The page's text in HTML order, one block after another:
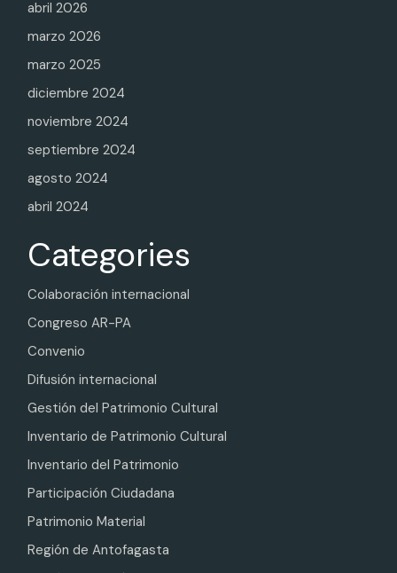
abril 2026
marzo 2026
marzo 2025
diciembre 2024
noviembre 2024
septiembre 2024
agosto 2024
abril 2024
Categories
Colaboración internacional
Congreso AR-PA
Convenio
Difusión internacional
Gestión del Patrimonio Cultural
Inventario de Patrimonio Cultural
Inventario del Patrimonio
Participación Ciudadana
Patrimonio Material
Región de Antofagasta